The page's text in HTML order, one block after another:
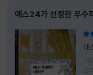
예스24가 선정한 우수
매
즈의